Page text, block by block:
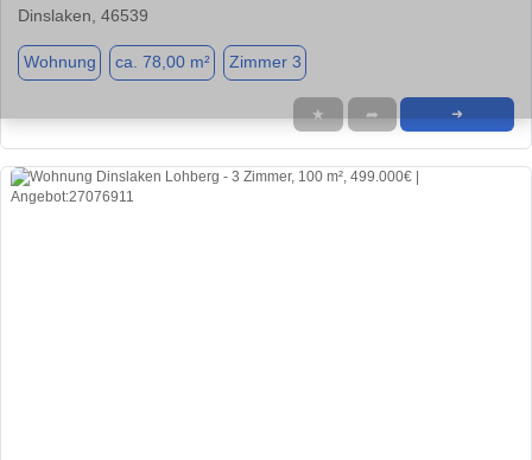
Dinslaken, 46539
Wohnung ca. 78,00 m² Zimmer 3
★ ➦ ➜